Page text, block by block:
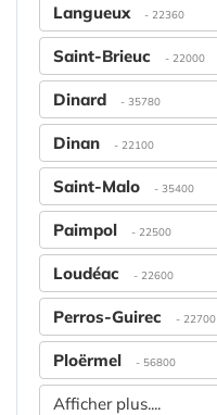
Langueux - 22360
Saint-Brieuc - 22000
Dinard - 35780
Dinan - 22100
Saint-Malo - 35400
Paimpol - 22500
Loudéac - 22600
Perros-Guirec - 22700
Ploërmel - 56800
Afficher plus....